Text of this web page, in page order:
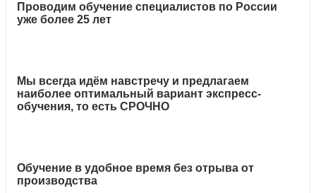
Проводим обучение специалистов по России
уже более 25 лет
Мы всегда идём навстречу и предлагаем
наиболее оптимальный вариант экспресс-
обучения, то есть СРОЧНО
Обучение в удобное время без отрыва от
производства